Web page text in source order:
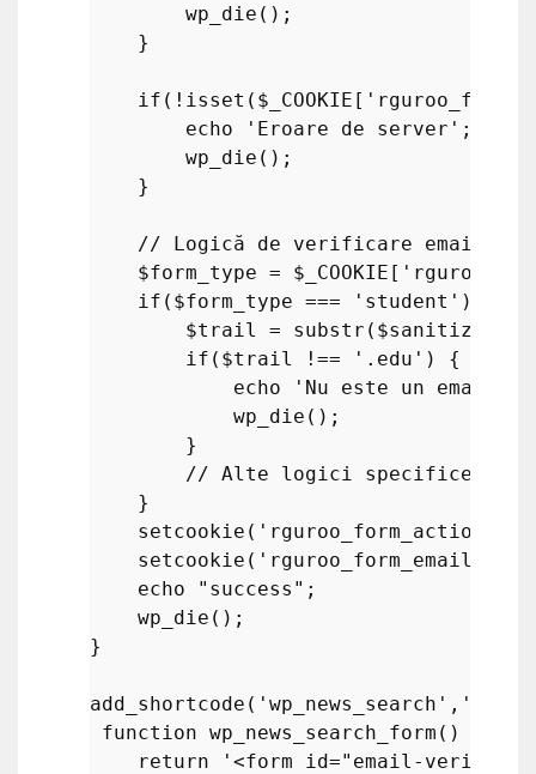
wp_die ();
    }
if (! isset ( $_COOKIE [
echo
'Eroare de server' ;
wp_die ();
    }
// Logică de verificare email
$form_type = $_COOKIE [
if ( $form_type === 'student' ) {
$trail
= substr (
if ( $trail !== '.edu' ) {
echo
'Nu este un email
wp_die ();
        }
// Alte logici specifice
    }
setcookie ( 'rguroo_form_action'
setcookie ( 'rguroo_form_email'
echo
"success" ;
wp_die ();
}
add_shortcode ( 'wp_news_search' ,
function wp_news_search_form ( )
return
'<form id="email-